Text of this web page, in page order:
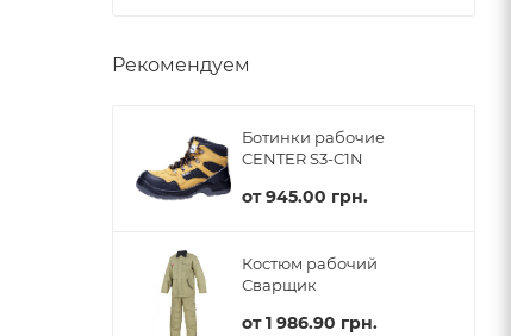
Рекомендуем
Ботинки рабочие
CENTER S3-C1N
от945.00 грн.
Костюм рабочий
Сварщик
от1 986.90 грн.